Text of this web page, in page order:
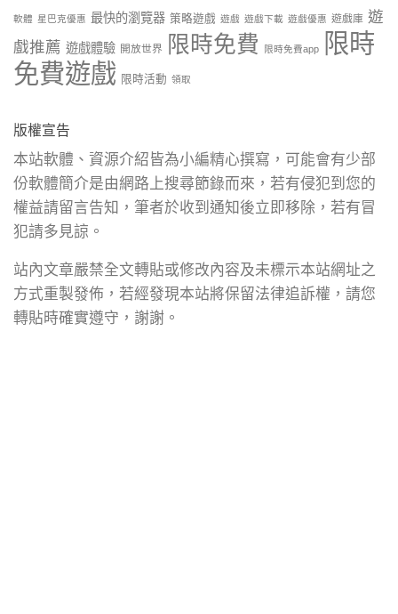
軟體 星巴克優惠 最快的瀏覽器 策略遊戲 遊戲 遊戲下載 遊戲優惠 遊戲庫 遊
戲推薦 遊戲體驗 開放世界 限時免費 限時免費app
限時
免費遊戲 限時活動 領取
版權宣告
本站軟體、資源介紹皆為小編精心撰寫，可能會有少部
份軟體簡介是由網路上搜尋節錄而來，若有侵犯到您的
權益請留言告知，筆者於收到通知後立即移除，若有冒
犯請多見諒。
站內文章嚴禁全文轉貼或修改內容及未標示本站網址之
方式重製發佈，若經發現本站將保留法律追訴權，請您
轉貼時確實遵守，謝謝。